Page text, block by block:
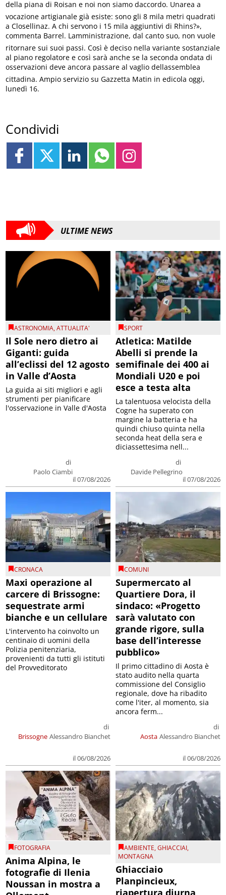
della piana di Roisan e noi non siamo daccordo. Unarea a
vocazione artigianale già esiste: sono gli 8 mila metri quadrati
a Closellinaz. A chi servono i 15 mila aggiuntivi di Rhins?»,
commenta Barrel. Lamministrazione, dal canto suo, non vuole
ritornare sui suoi passi. Così è deciso nella variante sostanziale
al piano regolatore e così sarà anche se la seconda ondata di
osservazioni deve ancora passare al vaglio dellassemblea
cittadina. Ampio servizio su Gazzetta Matin in edicola oggi,
lunedì 16.
Condividi
ULTIME NEWS
ASTRONOMIA,ATTUALITA'
Il Sole nero dietro ai
Giganti: guida
all’eclissi del 12 agosto
in Valle d’Aosta
di
Paolo Ciambi
il 07/08/2026
La guida ai siti migliori e agli
strumenti per pianificare
l'osservazione in Valle d'Aosta
SPORT
Atletica: Matilde
Abelli si prende la
semifinale dei 400 ai
Mondiali U20 e poi
esce a testa alta
di
Davide Pellegrino
il 07/08/2026
La talentuosa velocista della
Cogne ha superato con
margine la batteria e ha
quindi chiuso quinta nella
seconda heat della sera e
diciassettesima nell...
CRONACA
Maxi operazione al
carcere di Brissogne:
sequestrate armi
bianche e un cellulare
Brissogne
di
Alessandro Bianchet
il 06/08/2026
L'intervento ha coinvolto un
centinaio di uomini della
Polizia penitenziaria,
provenienti da tutti gli istituti
del Provveditorato
COMUNI
Supermercato al
Quartiere Dora, il
sindaco: «Progetto
sarà valutato con
grande rigore, sulla
base dell’interesse
pubblico»
Aosta
di
Alessandro Bianchet
il 06/08/2026
Il primo cittadino di Aosta è
stato audito nella quarta
commissione del Consiglio
regionale, dove ha ribadito
come l'iter, al momento, sia
ancora ferm...
FOTOGRAFIA
Anima Alpina, le
fotografie di Ilenia
Noussan in mostra a
AMBIENTE,GHIACCIAI,
MONTAGNA
Ghiacciaio
Planpincieux,